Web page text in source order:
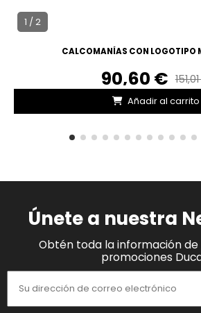
1 / 2
CALCOMANÍAS CON LOGOTIPO
90,60 €
Añadir al carrito
Únete a nuestra
Obtén toda la información de
promociones